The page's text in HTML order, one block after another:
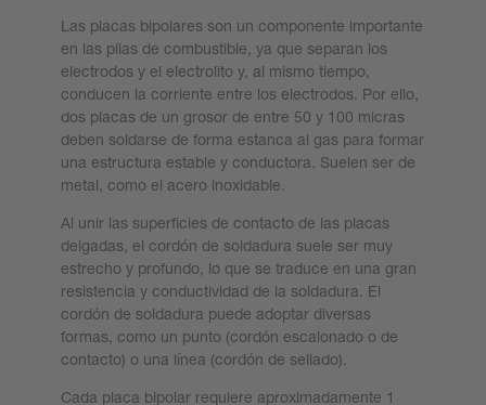
Las placas bipolares son un componente importante
en las pilas de combustible, ya que separan los
electrodos y el electrolito y, al mismo tiempo,
conducen la corriente entre los electrodos. Por ello,
dos placas de un grosor de entre 50 y 100 micras
deben soldarse de forma estanca al gas para formar
una estructura estable y conductora. Suelen ser de
metal, como el acero inoxidable.
Al unir las superficies de contacto de las placas
delgadas, el cordón de soldadura suele ser muy
estrecho y profundo, lo que se traduce en una gran
resistencia y conductividad de la soldadura. El
cordón de soldadura puede adoptar diversas
formas, como un punto (cordón escalonado o de
contacto) o una línea (cordón de sellado).
Cada placa bipolar requiere aproximadamente 1